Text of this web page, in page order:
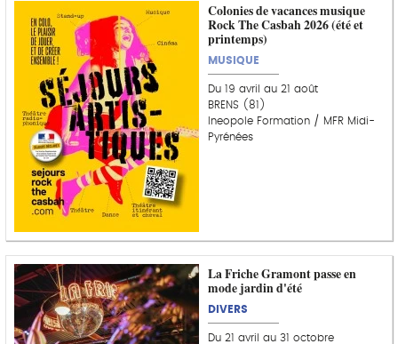
Colonies de vacances musique
Rock The Casbah 2026 (été et
printemps)
MUSIQUE
Du 19 avril au 21 août
BRENS (81)
Ineopole Formation / MFR Midi-
Pyrénées
La Friche Gramont passe en
mode jardin d'été
DIVERS
Du 21 avril au 31 octobre